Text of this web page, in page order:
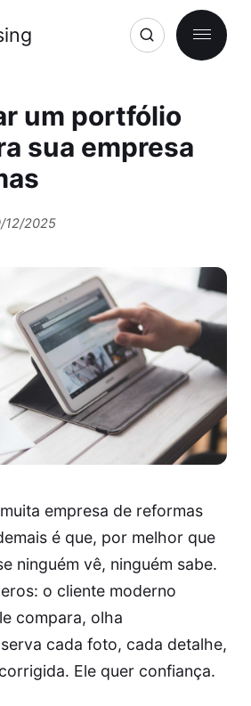
um portfólio
sua empresa
12/2025
empresa de reformas
é que, por melhor que
ninguém vê, ninguém sabe.
o cliente moderno
compara, olha
cada foto, cada detalhe,
Ele quer confiança.